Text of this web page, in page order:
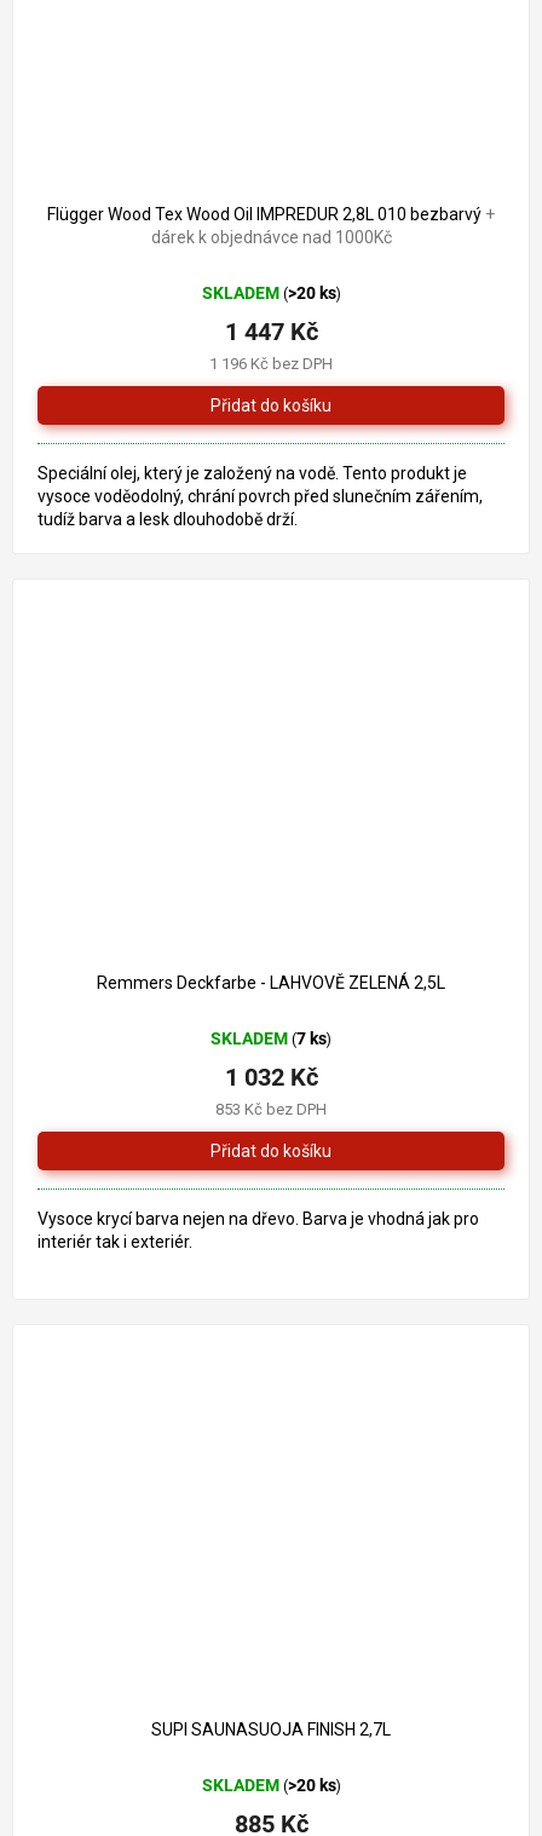
Flügger Wood Tex Wood Oil IMPREDUR 2,8L 010 bezbarvý +
dárek k objednávce nad 1000Kč
SKLADEM (>20 ks)
1 196 Kč bez DPH
1 447 Kč
Speciální olej, který je založený na vodě. Tento produkt je
vysoce voděodolný, chrání povrch před slunečním zářením,
tudíž barva a lesk dlouhodobě drží.
Remmers Deckfarbe - LAHVOVĚ ZELENÁ 2,5L
SKLADEM (7 ks)
853 Kč bez DPH
1 032 Kč
Vysoce krycí barva nejen na dřevo. Barva je vhodná jak pro
interiér tak i exteriér.
SUPI SAUNASUOJA FINISH 2,7L
SKLADEM (>20 ks)
885 Kč